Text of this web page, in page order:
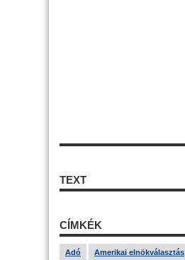
TEXT
CÍMKÉK
Adó Amerikai elnökválasztás